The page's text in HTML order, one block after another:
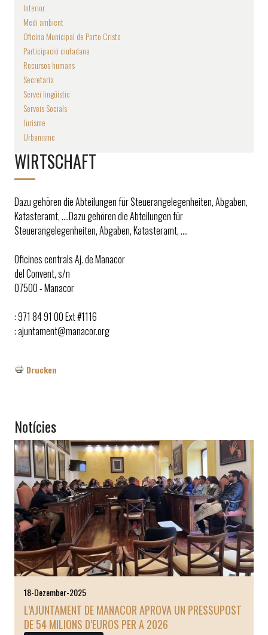
Interior
Medi ambient
Oficina Municipal de Porto Cristo
Participació ciutadana
Recursos humans
Secretaria
Servei lingüístic
Serveis Socials
Turisme
Urbanisme
WIRTSCHAFT
Dazu gehören die Abteilungen für Steuerangelegenheiten, Abgaben,
Katasteramt, ….Dazu gehören die Abteilungen für
Steuerangelegenheiten, Abgaben, Katasteramt, ….
Oficines centrals Aj. de Manacor
del Convent, s/n
07500 - Manacor
: 971 84 91 00 Ext #1116
: ajuntament@manacor.org
Drucken
Notícies
18-Dezember-2025
L’AJUNTAMENT DE MANACOR APROVA UN PRESSUPOST
DE 54 MILIONS D’EUROS PER A 2026